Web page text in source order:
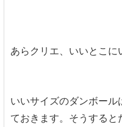
あらクリエ、いいとこに
いいサイズのダンボー
ておきます。そうする